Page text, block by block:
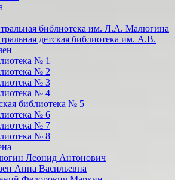
библиотека им. Л.А. Малюгина
детская библиотека им. А.В.
№ 1
№ 2
№ 3
№ 4
библиотека № 5
№ 6
№ 7
№ 8
Леонид Антонович
Анна Васильевна